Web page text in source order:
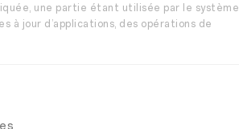
une partie étant utilisée par le système
à jour d’applications, des opérations de